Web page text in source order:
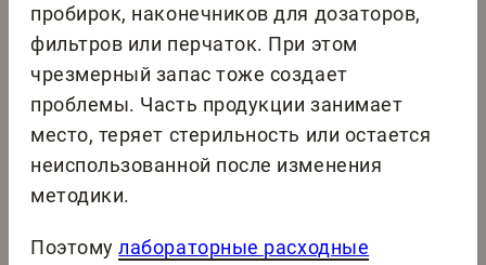
пробирок, наконечников для дозаторов,
фильтров или перчаток. При этом
чрезмерный запас тоже создает
проблемы. Часть продукции занимает
место, теряет стерильность или остается
неиспользованной после изменения
методики.
Поэтомулабораторные расходные